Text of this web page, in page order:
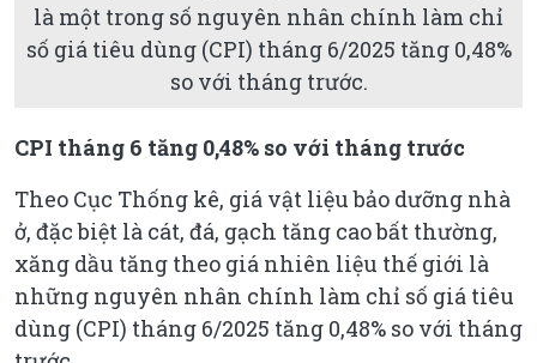
là một trong số nguyên nhân chính làm chỉ
số giá tiêu dùng (CPI) tháng 6/2025 tăng 0,48%
so với tháng trước.
CPI tháng 6 tăng 0,48% so với tháng trước
Theo Cục Thống kê, giá vật liệu bảo dưỡng nhà
ở, đặc biệt là cát, đá, gạch tăng cao bất thường,
xăng dầu tăng theo giá nhiên liệu thế giới là
những nguyên nhân chính làm chỉ số giá tiêu
dùng (CPI) tháng 6/2025 tăng 0,48% so với tháng